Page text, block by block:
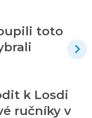
toto
k Losdi
ručníky v